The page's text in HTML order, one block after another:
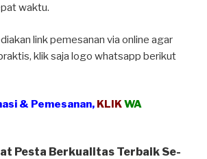
waktu.
link pemesanan via online agar
klik saja logo whatsapp berikut
& Pemesanan, KLIKWA
Pesta Berkualitas Terbaik Se-